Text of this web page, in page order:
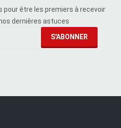
pour être les premiers à recevoir
dernières astuces